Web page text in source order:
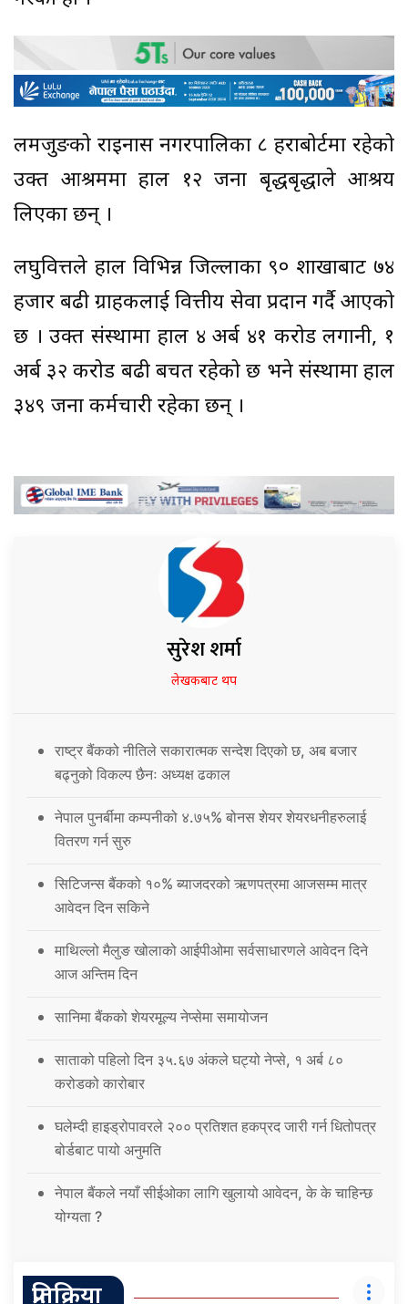
लमजुङको राइनास नगरपालिका ८ हराबोर्टमा रहेको
उक्त आश्रममा हाल १२ जना बृद्धबृद्धाले आश्रय
लिएका छन् ।
लघुवित्तले हाल विभिन्न जिल्लाका ९० शाखाबाट ७४
हजार बढी ग्राहकलाई वित्तीय सेवा प्रदान गर्दै आएको
छ । उक्त संस्थामा हाल ४ अर्ब ४१ करोड लगानी, १
अर्ब ३२ करोड बढी बचत रहेको छ भने संस्थामा हाल
३४९ जना कर्मचारी रहेका छन् ।
सुरेश शर्मा
लेखकबाट थप
राष्ट्र बैंकको नीतिले सकारात्मक सन्देश दिएको छ, अब बजार
बढ्नुको विकल्प छैनः अध्यक्ष ढकाल
नेपाल पुनर्बीमा कम्पनीको ४.७५% बोनस शेयर शेयरधनीहरुलाई
वितरण गर्न सुरु
सिटिजन्स बैंकको १०% ब्याजदरको ऋणपत्रमा आजसम्म मात्र
आवेदन दिन सकिने
माथिल्लो मैलुङ खोलाको आईपीओमा सर्वसाधारणले आवेदन दिने
आज अन्तिम दिन
सानिमा बैंकको शेयरमूल्य नेप्सेमा समायोजन
साताको पहिलो दिन ३५.६७ अंकले घट्यो नेप्से, १ अर्ब ८०
करोडको कारोबार
घलेम्दी हाइड्रोपावरले २०० प्रतिशत हकप्रद जारी गर्न धितोपत्र
बोर्डबाट पायो अनुमति
नेपाल बैंकले नयाँ सीईओका लागि खुलायो आवेदन, के के चाहिन्छ
योग्यता ?
प्रतिक्रिया